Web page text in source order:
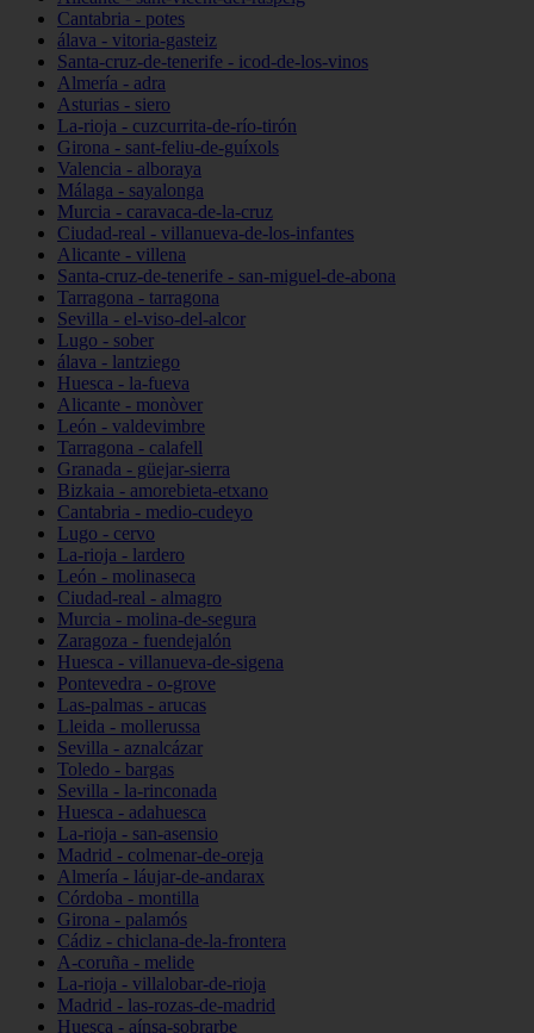
Cantabria - potes
álava - vitoria-gasteiz
Santa-cruz-de-tenerife - icod-de-los-vinos
Almería - adra
Asturias - siero
La-rioja - cuzcurrita-de-río-tirón
Girona - sant-feliu-de-guíxols
Valencia - alboraya
Málaga - sayalonga
Murcia - caravaca-de-la-cruz
Ciudad-real - villanueva-de-los-infantes
Alicante - villena
Santa-cruz-de-tenerife - san-miguel-de-abona
Tarragona - tarragona
Sevilla - el-viso-del-alcor
Lugo - sober
álava - lantziego
Huesca - la-fueva
Alicante - monòver
León - valdevimbre
Tarragona - calafell
Granada - güejar-sierra
Bizkaia - amorebieta-etxano
Cantabria - medio-cudeyo
Lugo - cervo
La-rioja - lardero
León - molinaseca
Ciudad-real - almagro
Murcia - molina-de-segura
Zaragoza - fuendejalón
Huesca - villanueva-de-sigena
Pontevedra - o-grove
Las-palmas - arucas
Lleida - mollerussa
Sevilla - aznalcázar
Toledo - bargas
Sevilla - la-rinconada
Huesca - adahuesca
La-rioja - san-asensio
Madrid - colmenar-de-oreja
Almería - láujar-de-andarax
Córdoba - montilla
Girona - palamós
Cádiz - chiclana-de-la-frontera
A-coruña - melide
La-rioja - villalobar-de-rioja
Madrid - las-rozas-de-madrid
Huesca - aínsa-sobrarbe